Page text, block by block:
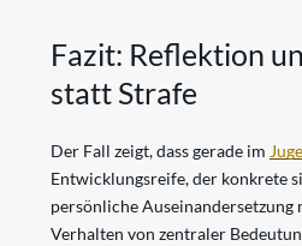
Fazit: Reflektion
statt Strafe
Der Fall zeigt, dass gerade im
Entwicklungsreife, der konkrete
persönliche Auseinandersetzung
Verhalten von zentraler